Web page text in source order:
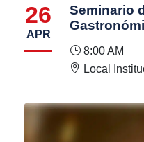
26
APR
Seminario
8:00 AM
Local